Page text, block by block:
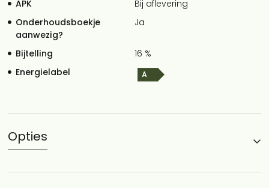
APK
Bij aflevering
Onderhoudsboekje
aanwezig?
Ja
Bijtelling
16 %
Energielabel
Opties